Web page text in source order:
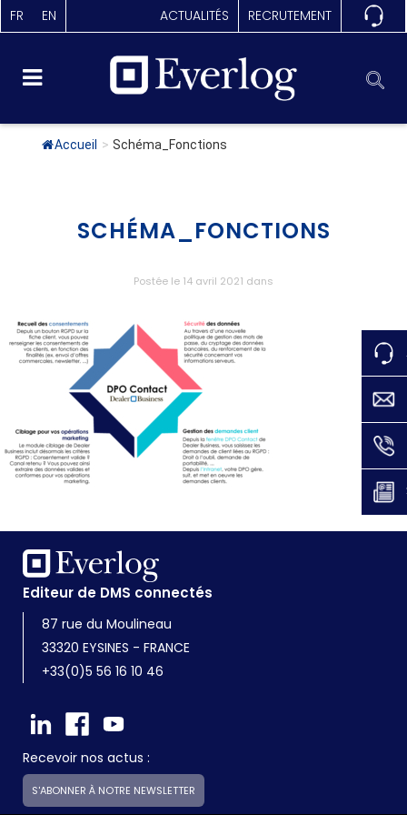
FR EN ACTUALITÉS RECRUTEMENT
Accueil > Schéma_Fonctions
SCHÉMA_FONCTIONS
Postée le 14 avril 2021 dans
Editeur de DMS connectés
87 rue du Moulineau
33320 EYSINES - FRANCE
+33(0)5 56 16 10 46
Recevoir nos actus :
S'ABONNER À NOTRE NEWSLETTER